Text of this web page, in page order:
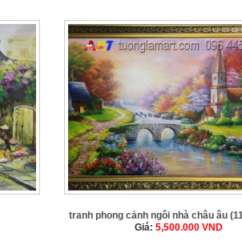
tranh phong cảnh ngôi nhà châu âu
Giá:5,500.000VND